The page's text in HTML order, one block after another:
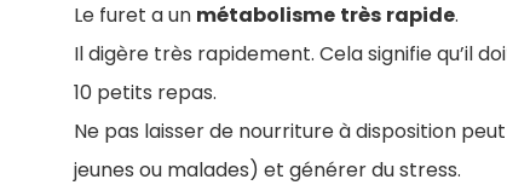
Le furet a un métabolisme très rapide.
Il digère très rapidement. Cela signifie qu’il
10 petits repas.
Ne pas laisser de nourriture à disposition
jeunes ou malades) et générer du stress.